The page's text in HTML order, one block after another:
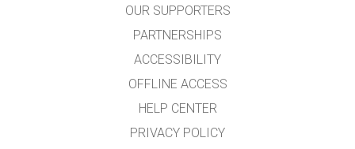
OUR SUPPORTERS
PARTNERSHIPS
ACCESSIBILITY
OFFLINE ACCESS
HELP CENTER
PRIVACY POLICY